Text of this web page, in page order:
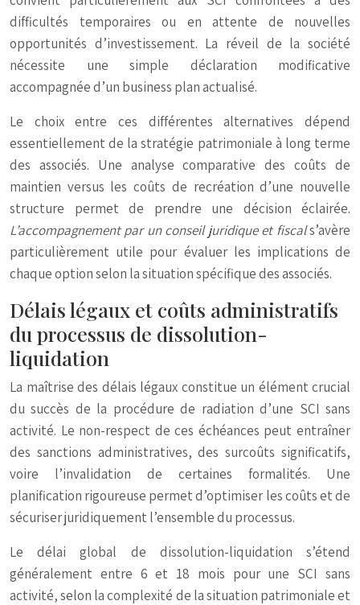
difficultés temporaires ou en attente de nouvelles
opportunités d’investissement. La réveil de la société
nécessite une simple déclaration modificative
accompagnée d’un business plan actualisé.
Le choix entre ces différentes alternatives dépend
essentiellement de la stratégie patrimoniale à long terme
des associés. Une analyse comparative des coûts de
maintien versus les coûts de recréation d’une nouvelle
structure permet de prendre une décision éclairée.
L’accompagnement par un conseil juridique et fiscals’avère
particulièrement utile pour évaluer les implications de
chaque option selon la situation spécifique des associés.
Délais légaux et coûts administratifs
du processus de dissolution-
liquidation
La maîtrise des délais légaux constitue un élément crucial
du succès de la procédure de radiation d’une SCI sans
activité. Le non-respect de ces échéances peut entraîner
des sanctions administratives, des surcoûts significatifs,
voire l’invalidation de certaines formalités. Une
planification rigoureuse permet d’optimiser les coûts et de
sécuriser juridiquement l’ensemble du processus.
Le délai global de dissolution-liquidation s’étend
généralement entre 6 et 18 mois pour une SCI sans
activité, selon la complexité de la situation patrimoniale et